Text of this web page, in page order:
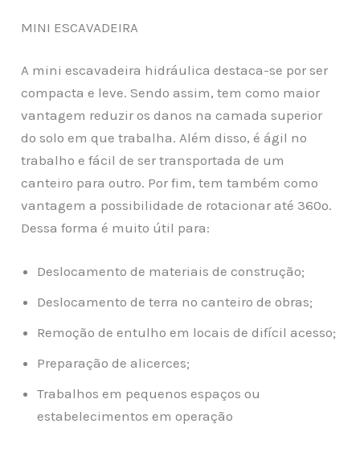
MINI ESCAVADEIRA
A mini escavadeira hidráulica destaca-se por ser
compacta e leve. Sendo assim, tem como maior
vantagem reduzir os danos na camada superior
do solo em que trabalha. Além disso, é ágil no
trabalho e fácil de ser transportada de um
canteiro para outro. Por fim, tem também como
vantagem a possibilidade de rotacionar até 360º.
Dessa forma é muito útil para:
Deslocamento de materiais de construção;
Deslocamento de terra no canteiro de obras;
Remoção de entulho em locais de difícil acesso;
Preparação de alicerces;
Trabalhos em pequenos espaços ou
estabelecimentos em operação